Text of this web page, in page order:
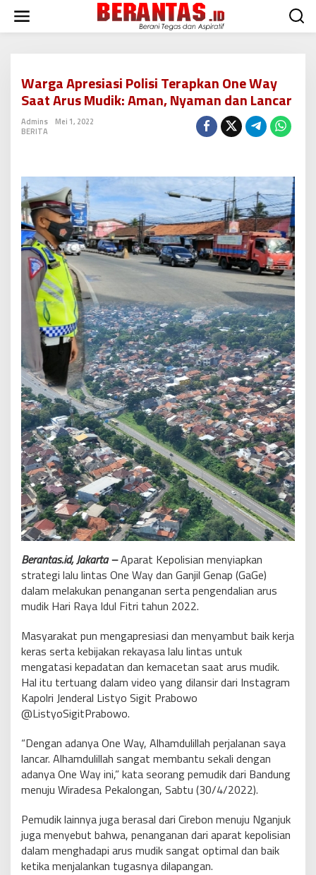
w
Warga Apresiasi Polisi Terapkan One Way
Saat Arus Mudik: Aman, Nyaman dan Lancar
Admins
Mei 1, 2022
BERITA
Berantas.id, Jakarta –Aparat Kepolisian menyiapkan
strategi lalu lintas One Way dan Ganjil Genap (GaGe)
dalam melakukan penanganan serta pengendalian arus
mudik Hari Raya Idul Fitri tahun 2022.
Masyarakat pun mengapresiasi dan menyambut baik kerja
keras serta kebijakan rekayasa lalu lintas untuk
mengatasi kepadatan dan kemacetan saat arus mudik.
Hal itu tertuang dalam video yang dilansir dari Instagram
Kapolri Jenderal Listyo Sigit Prabowo
@ListyoSigitPrabowo.
“Dengan adanya One Way, Alhamdulillah perjalanan saya
lancar. Alhamdulillah sangat membantu sekali dengan
adanya One Way ini,” kata seorang pemudik dari Bandung
menuju Wiradesa Pekalongan, Sabtu (30/4/2022).
Pemudik lainnya juga berasal dari Cirebon menuju Nganjuk
juga menyebut bahwa, penanganan dari aparat kepolisian
dalam menghadapi arus mudik sangat optimal dan baik
ketika menjalankan tugasnya dilapangan.